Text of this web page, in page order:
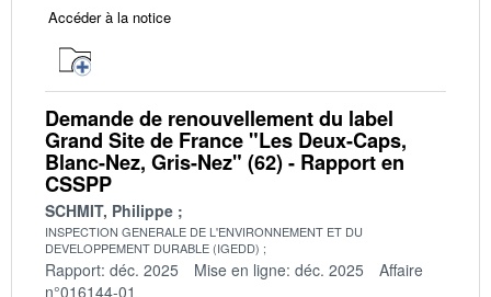
Accéder à la notice
Demande de renouvellement du label
Grand Site de France "Les Deux-Caps,
Blanc-Nez, Gris-Nez" (62) - Rapport en
CSSPP
SCHMIT, Philippe
INSPECTION GENERALE DE L'ENVIRONNEMENT ET DU
DEVELOPPEMENT DURABLE (IGEDD)
Rapport: déc. 2025 Mise en ligne: déc. 2025
Affaire
n°016144-01